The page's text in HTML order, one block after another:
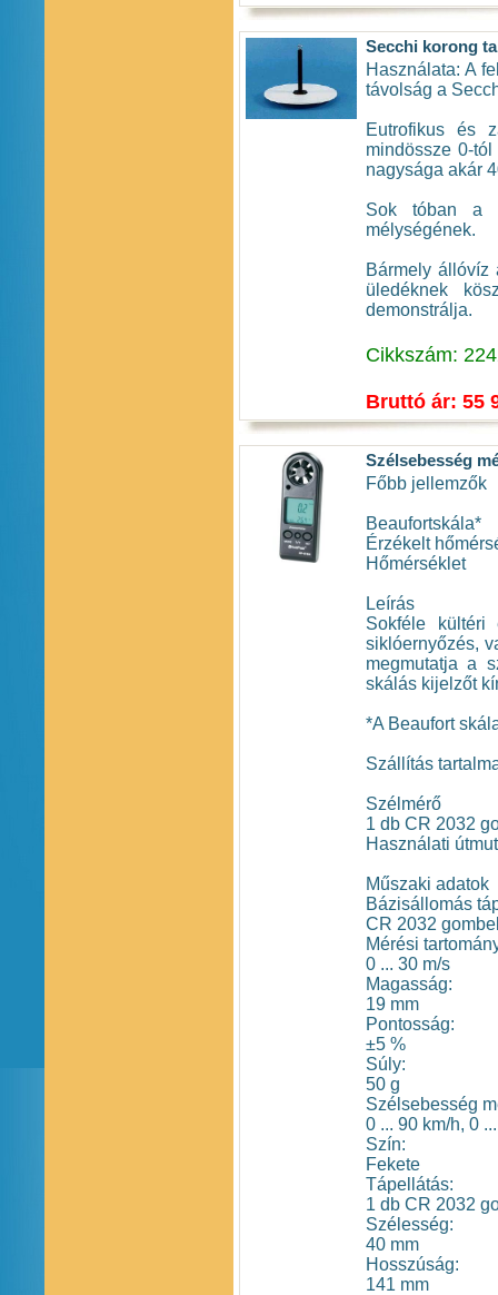
Secchi korong
Használata: A
távolság a
Eutrofikus és
mindössze 0-
nagysága akár
Sok tóban a
mélységének.
Bármely állóvíz
üledéknek
demonstrálja.
Cikkszám:
Bruttó ár: 55
Szélsebesség
Főbb jellemzők
Beaufortskála*
Érzékelt
Hőmérséklet
Leírás
Sokféle kültéri
siklóernyőzés,
megmutatja a
skálás kijelzőt
*A Beaufort
Szállítás
Szélmérő
1 db CR 2032
Használati
Műszaki adatok
Bázisállomás
CR 2032
Mérési
0 ... 30 m/s
Magasság:
19 mm
Pontosság:
±5 %
Súly:
50 g
Szélsebesség
0 ... 90 km/h, 0
Szín:
Fekete
Tápellátás:
1 db CR 2032
Szélesség:
40 mm
Hosszúság:
141 mm